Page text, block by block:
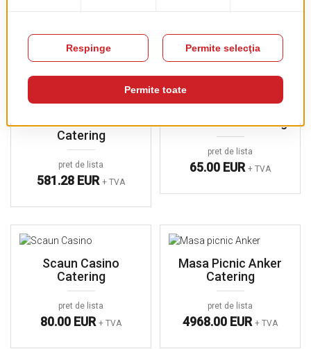
149.50 EUR
Scaun Bistro Ratan
Catering
pret de lista
581.28 EUR + TVA
Scaun Gina Catering
pret de lista
65.00 EUR + TVA
Scaun Casino
Catering
pret de lista
80.00 EUR + TVA
Masa Picnic Anker
Catering
pret de lista
4968.00 EUR + TVA